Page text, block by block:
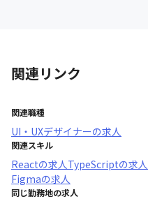
関連リンク
関連職種
UI・UXデザイナーの求人
関連スキル
Reactの求人TypeScriptの求人
Figmaの求人
同じ勤務地の求人